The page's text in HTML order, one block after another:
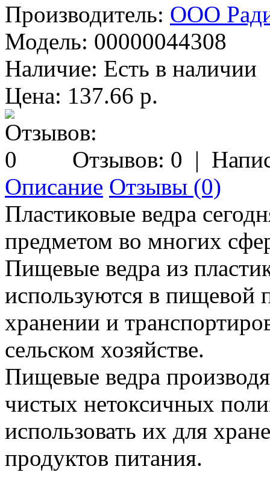
Производитель: ООО
Модель: 00000044308
Наличие: Есть в наличии
Цена: 137.66 р.
Отзывов: 0 |
Описание Отзывы (0)
Пластиковые ведра
предметом во многих
Пищевые ведра из
используются в
хранении и
сельском хозяйстве.
Пищевые ведра
чистых нетоксичных
использовать их для
продуктов питания.